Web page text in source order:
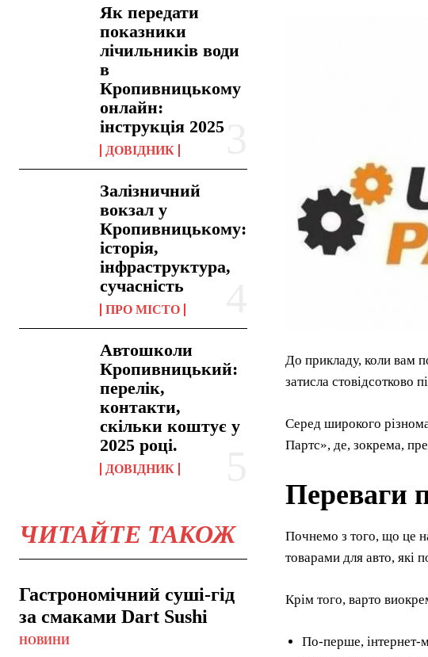
Як передати
показники
лічильників води
в
Кропивницькому
онлайн:
інструкція 2025
ДОВІДНИК
Залізничний
вокзал у
Кропивницькому:
історія,
інфраструктура,
сучасність
ПРО МІСТО
Автошколи
Кропивницький:
перелік,
контакти,
скільки коштує у
2025 році.
ДОВІДНИК
ЧИТАЙТЕ ТАКОЖ
Гастрономічний суші-гід
за смаками Dart Sushi
НОВИНИ
До прикладу, коли вам
затисла стовідсотково
Серед широкого
Партс», де, зокрема,
Переваги
Почнемо з того, що це
товарами для авто, які
Крім того, варто
По-перше, інтернет-